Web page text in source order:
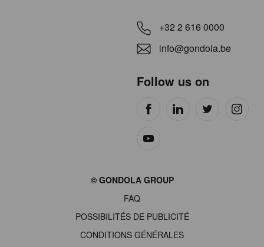
+32 2 616 0000
info@gondola.be
Follow us on
© GONDOLA GROUP
FAQ
POSSIBILITÉS DE PUBLICITÉ
CONDITIONS GÉNÉRALES